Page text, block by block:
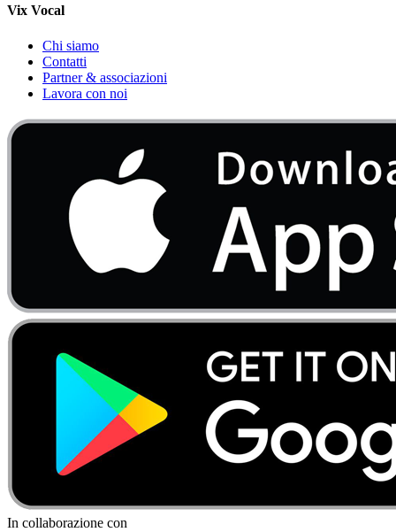
Vix Vocal
Chi siamo
Contatti
Partner & associazioni
Lavora con noi
In collaborazione con